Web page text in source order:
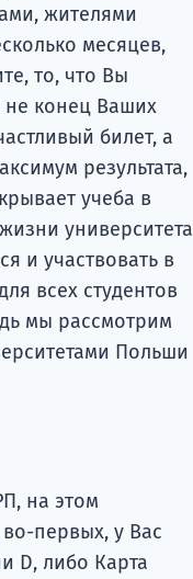
жителями
месяцев,
то, что Вы
не конец Ваших
билет, а
результата,
учеба в
университета
и участвовать в
всех студентов
мы рассмотрим
Польши
на этом
первых, у Вас
D, либо Карта